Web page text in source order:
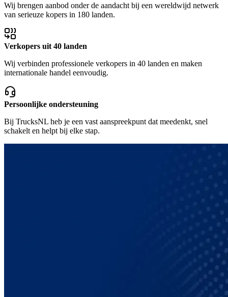
Wij brengen aanbod onder de aandacht bij een wereldwijd netwerk
van serieuze kopers in 180 landen.
Verkopers uit 40 landen
Wij verbinden professionele verkopers in 40 landen en maken
internationale handel eenvoudig.
Persoonlijke ondersteuning
Bij TrucksNL heb je een vast aanspreekpunt dat meedenkt, snel
schakelt en helpt bij elke stap.